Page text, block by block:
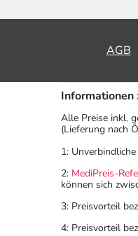
AGB
Informationen
Alle Preise inkl.
(Lieferung nach
1:
2: MediPreis-
können sich
3: Preisvorteil
4: Preisvorteil